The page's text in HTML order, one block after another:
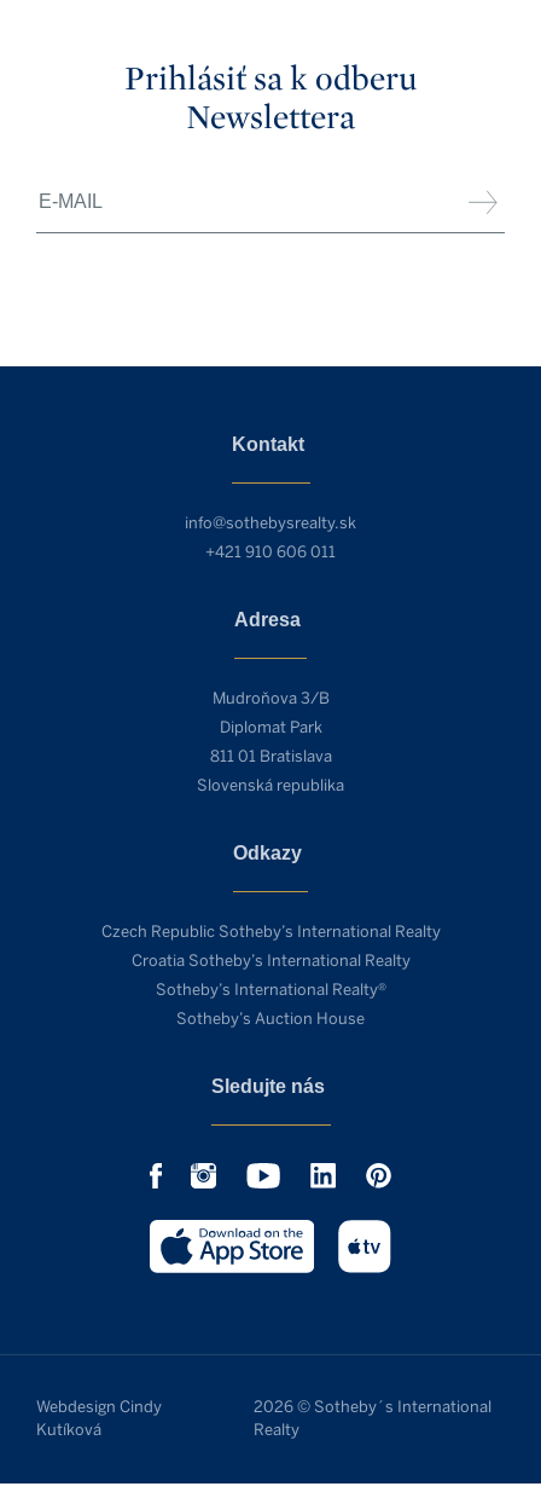
Prihlásiť sa k odberu
Newslettera
Kontakt
info@sothebysrealty.sk
+421 910 606 011
Adresa
Mudroňova 3/B
Diplomat Park
811 01 Bratislava
Slovenská republika
Odkazy
Czech Republic Sotheby’s International Realty
Croatia Sotheby’s International Realty
Sotheby’s International Realty®
Sotheby’s Auction House
Sledujte nás
Webdesign Cindy
Kutíková
2026 © Sotheby´s International
Realty